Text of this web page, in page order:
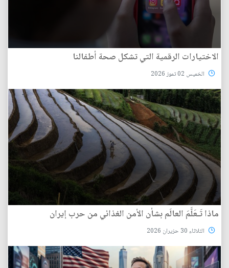
الاختيارات الرقمية التي تشكل صحة أطفالنا
الخميس 02 تموز 2026
ماذا تَـعَلَّمَ العالَم بشأن الأمن الغذائي من حرب إيران
الثلاثاء 30 حزيران 2026